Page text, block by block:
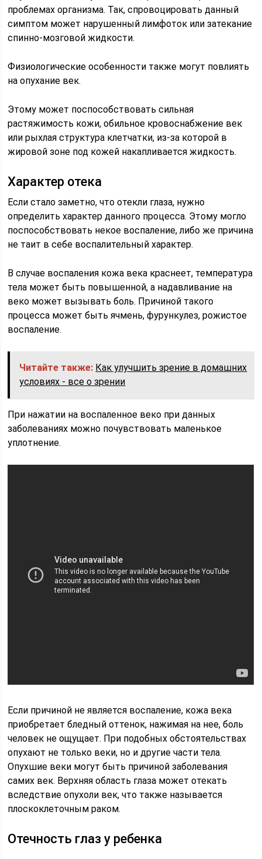
проблемах организма. Так, спровоцировать данный
симптом может нарушенный лимфоток или затекание
спинно-мозговой жидкости.
Физиологические особенности также могут повлиять
на опухание век.
Этому может поспособствовать сильная
растяжимость кожи, обильное кровоснабжение век
или рыхлая структура клетчатки, из-за которой в
жировой зоне под кожей накапливается жидкость.
Характер отека
Если стало заметно, что отекли глаза, нужно
определить характер данного процесса. Этому могло
поспособствовать некое воспаление, либо же причина
не таит в себе воспалительный характер.
В случае воспаления кожа века краснеет, температура
тела может быть повышенной, а надавливание на
веко может вызывать боль. Причиной такого
процесса может быть ячмень, фурункулез, рожистое
воспаление.
Читайте также: Как улучшить зрение в домашних
условиях - все о зрении
При нажатии на воспаленное веко при данных
заболеваниях можно почувствовать маленькое
уплотнение.
Если причиной не является воспаление, кожа века
приобретает бледный оттенок, нажимая на нее, боль
человек не ощущает. При подобных обстоятельствах
опухают не только веки, но и другие части тела.
Опухшие веки могут быть причиной заболевания
самих век. Верхняя область глаза может отекать
вследствие опухоли век, что также называется
плоскоклеточным раком.
Отечность глаз у ребенка